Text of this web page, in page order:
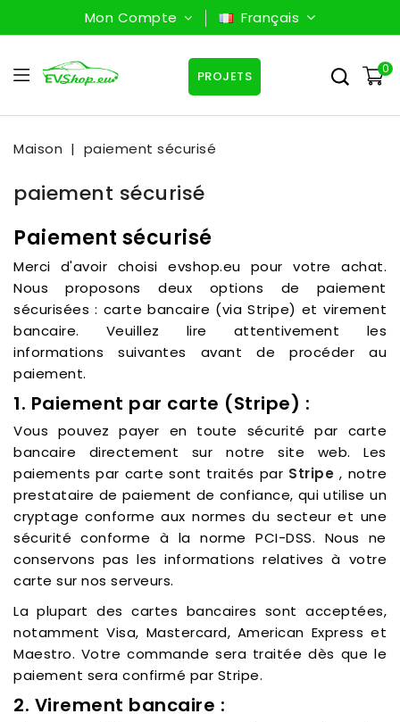
Mon Compte Français
0
PROJETS
Maison paiement sécurisé
paiement sécurisé
Paiement sécurisé
Merci d'avoir choisi evshop.eu pour votre achat.
Nous proposons deux options de paiement
sécurisées : carte bancaire (via Stripe) et virement
bancaire. Veuillez lire attentivement les
informations suivantes avant de procéder au
paiement.
1. Paiement par carte (Stripe) :
Vous pouvez payer en toute sécurité par carte
bancaire directement sur notre site web. Les
paiements par carte sont traités par Stripe , notre
prestataire de paiement de confiance, qui utilise un
cryptage conforme aux normes du secteur et une
sécurité conforme à la norme PCI-DSS. Nous ne
conservons pas les informations relatives à votre
carte sur nos serveurs.
La plupart des cartes bancaires sont acceptées,
notamment Visa, Mastercard, American Express et
Maestro. Votre commande sera traitée dès que le
paiement sera confirmé par Stripe.
2. Virement bancaire :